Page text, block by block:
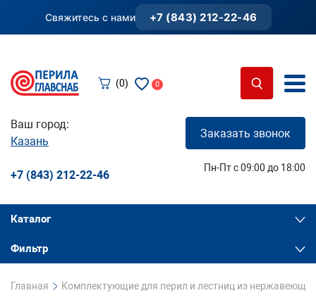
Свяжитесь с нами +7 (843) 212-22-46
(0) 0
Ваш город:
Казань
Заказать звонок
+7 (843) 212-22-46
Пн-Пт с 09:00 до 18:00
Каталог
Фильтр
Главная Комплектующие для перил и лестниц из